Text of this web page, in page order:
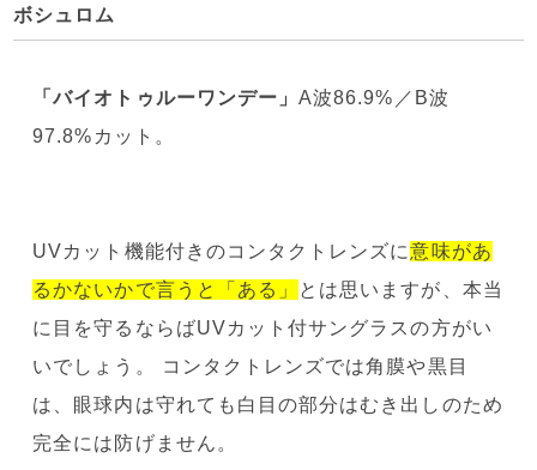
ボシュロム
「バイオトゥルーワンデー」A波86.9%／B波
97.8%カット。
UVカット機能付きのコンタクトレンズに意味があ
るかないかで言うと「ある」
とは思いますが、本当
に目を守るならばUVカット付サングラスの方がい
いでしょう。 コンタクトレンズでは角膜や黒目
は、眼球内は守れても白目の部分はむき出しのため
完全には防げません。